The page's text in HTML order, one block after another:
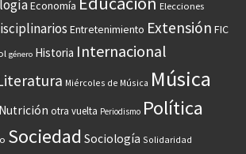
Economía Elecciones
Entretenimiento Extensión FIC
género Historia Internacional
Miércoles de Música Música
Nutrición otra vuelta Periodismo Política
Sociedad Sociología Solidaridad